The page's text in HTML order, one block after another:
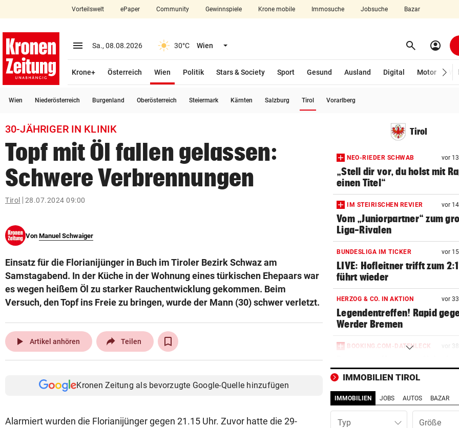
closeSchließen
account_circle Anmelden
arrow_right
bookmark
search
Suchbegriff
eingeben
© Krone Multimedia GmbH & Co KG 2026
Vorteilswelt ePaper Community Gewinnspiele Krone mobile Immosuche Jobsuche Bazar
menu Menü aufklappen
Sa., 08.08.2026 30°C Wien Menü aufklappen search Suchen
account_circle
Krone+ Österreich Wien
Politik
Stars & Society Sport Gesund Ausland Digital Motor
Wien Niederösterreich Burgenland Oberösterreich Steiermark Kärnten Salzburg Tirol Vorarlberg
30-JÄHRIGER IN KLINIK
Topf mit Öl fallen gelassen:
Schwere Verbrennungen
Tirol 28.07.2024 09:00
Von Manuel Schwaiger
Einsatz für die Florianijünger in Buch im Tiroler Bezirk Schwaz am
Samstagabend. In der Küche in der Wohnung eines türkischen Ehepaars war
es wegen heißem Öl zu starker Rauchentwicklung gekommen. Beim
Versuch, den Topf ins Freie zu bringen, wurde der Mann (30) schwer verletzt.
play_arrow Artikel anhören Teilen
Kronen Zeitung als bevorzugte Google-Quelle hinzufügen
Alarmiert wurden die Florianijünger gegen 21.15 Uhr. Zuvor hatte die 29-
Tirol
NEO-RIEDER SCHWAB vor
„Stell dir vor, du holst mit
einen Titel“
IM STEIRISCHEN REVIER vor
Vom „Juniorpartner“ zum
Liga-Rivalen
BUNDESLIGA IM TICKER vor
LIVE: Hofleitner trifft zum
führt wieder
HERZOG & CO. IN AKTION vor
Legendentreffen! Rapid
Werder Bremen
BOOKING.COM-DATENLECK vor
schützen Sie sich
ÜBERGRIFF BEI FEIER
Grapsch-Vorwürfe gegen
steirischen Polizisten
IMMOBILIEN TIROL
IMMOBILIEN JOBS AUTOS BAZAR
Typ